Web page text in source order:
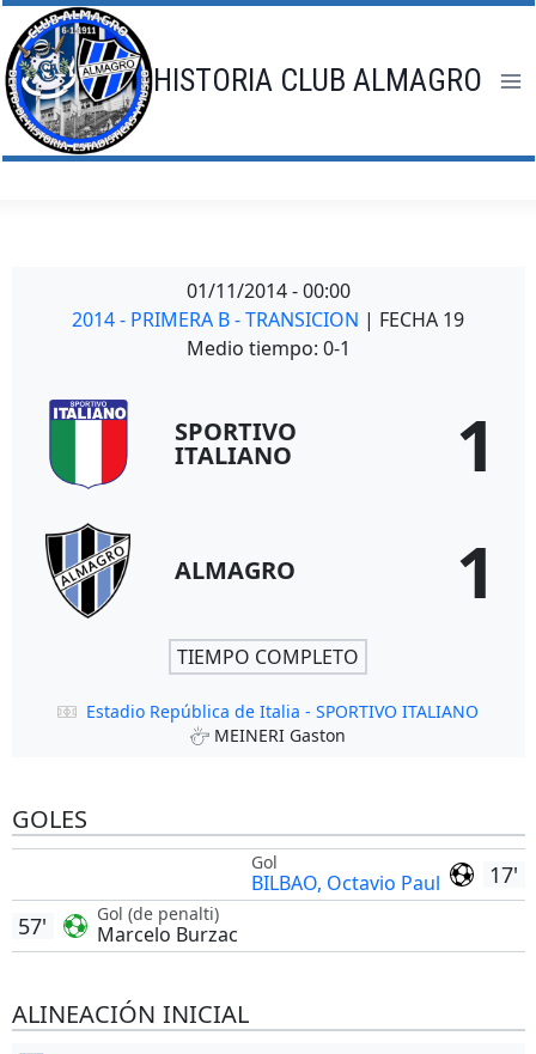
Saltar
al
contenido
HISTORIA CLUB ALMAGRO
01/11/2014 - 00:00
2014 - PRIMERA B - TRANSICION | FECHA 19
Medio tiempo: 0-1
SPORTIVO
ITALIANO 1
ALMAGRO 1
TIEMPO COMPLETO
Estadio República de Italia - SPORTIVO ITALIANO
MEINERI Gaston
GOLES
17'
Gol
BILBAO, Octavio Paul
Gol (de penalti)
Marcelo Burzac
57'
ALINEACIÓN INICIAL